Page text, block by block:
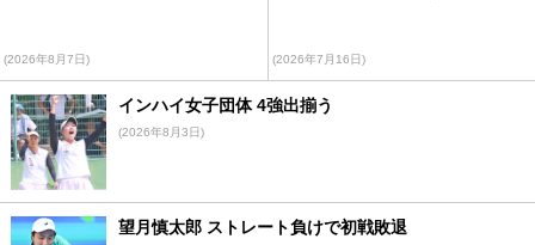
(2026年8月7日) (2026年7月16日)
インハイ女子団体 4強出揃う
(2026年8月3日)
望月慎太郎 ストレート負けで初戦敗退